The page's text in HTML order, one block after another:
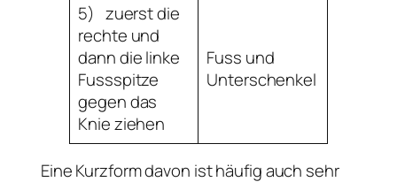
5) zuerst die
rechte und
dann die linke
Fussspitze
gegen das
Knie ziehen
Fuss und
Unterschenkel
Eine Kurzform davon ist häufig auch sehr